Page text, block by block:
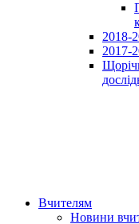
2018-
2017-
Вчителям
Новини